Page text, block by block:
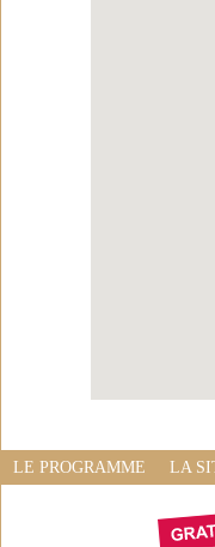
LE PROGRAMME LA